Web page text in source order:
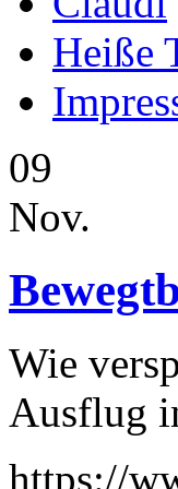
Heiße
09
Nov.
Wie
Ausflug
https://